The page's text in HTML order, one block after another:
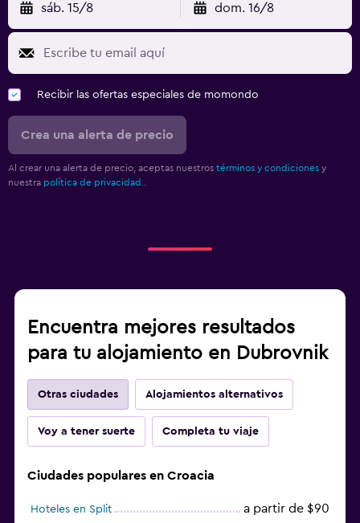
sáb. 15/8 dom. 16/8
Recibir las ofertas especiales de momondo
Crea una alerta de precio
Al crear una alerta de precio, aceptas nuestros términos y condiciones y
nuestra política de privacidad.
Encuentra mejores resultados
para tu alojamiento en Dubrovnik
Otras ciudades Alojamientos alternativos
Voy a tener suerte Completa tu viaje
Ciudades populares en Croacia
Hoteles en Split a partir de $90